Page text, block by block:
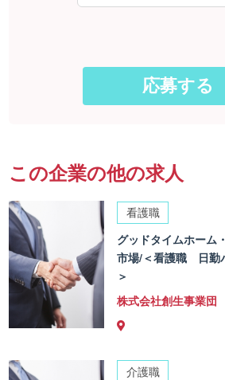
この企業の他の求人
看護職
グッドタイムホーム
市場/＜看護職 日勤
＞
株式会社創生事業団
介護職